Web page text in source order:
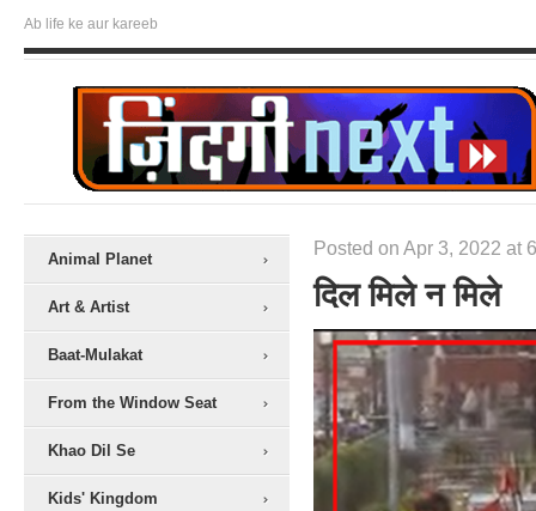
Ab life ke aur kareeb
Animal Planet
Art & Artist
Baat-Mulakat
From the Window Seat
Khao Dil Se
Kids' Kingdom
Posted on Apr 3, 2022 at
दिल मिले न मिले